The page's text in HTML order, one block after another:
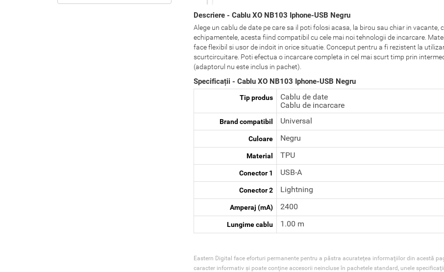
Descriere - Cablu XO NB103 Iphone-USB Negru
Alege un cablu de date pe care sa il poti folosi acasa, la birou sau chiar in
echipamentele, acesta fiind compatibil cu cele mai noi tehnologii de incarcare.
face flexibil si usor de indoit in orice situatie. Conceput pentru a fi rezistent la
scurtcircuitare. Poti efectua o incarcare completa in cel mai scurt timp prin
(adaptorul nu este inclus in pachet).
Specificații - Cablu XO NB103 Iphone-USB Negru
Tip produs
Cablu de date
Cablu de incarcare
Brand compatibil Universal
Culoare Negru
Material TPU
Conector 1 USB-A
Conector 2 Lightning
Amperaj (mA) 2400
Lungime cablu 1.00 m
Eastern Digital face eforturi permanente pentru a păstra acurateţea informaţiilor din acestă
caracter informativ şi poate conţine accesorii neincluse în pachetele standard, unele